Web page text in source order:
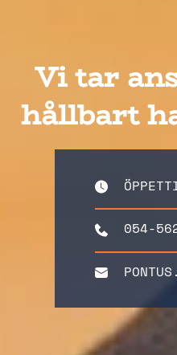
Vi tar
hållbart
054-